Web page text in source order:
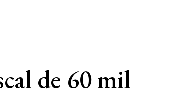
de 60 mil